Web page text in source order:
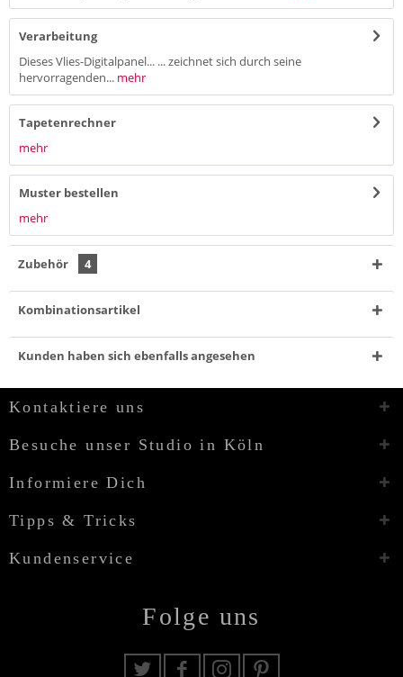
Verarbeitung
Dieses Vlies-Digitalpanel... ... zeichnet sich durch seine
hervorragenden... mehr
Tapetenrechner
mehr
Muster bestellen
mehr
Zubehör 4
Kombinationsartikel
Kunden haben sich ebenfalls angesehen
Kontaktiere uns
Besuche unser Studio in Köln
Informiere Dich
Tipps & Tricks
Kundenservice
Folge uns